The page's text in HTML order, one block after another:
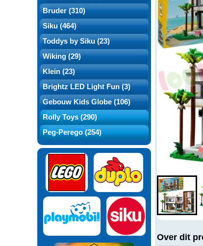
Bruder (310)
Siku (464)
Toddys by Siku (23)
Wiking (29)
Klein (23)
Brightz LED Light Fun (3)
Gebouw Kids Globe (106)
Rolly Toys (290)
Peg-Perego (254)
Over dit